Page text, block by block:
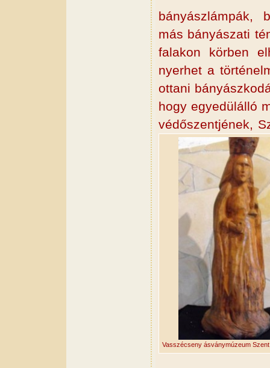
bányászlámpák,
más bányászati
falakon körben
nyerhet a
ottani
hogy egyedülálló
védőszentjének,
Vasszécseny ásványmúzeum